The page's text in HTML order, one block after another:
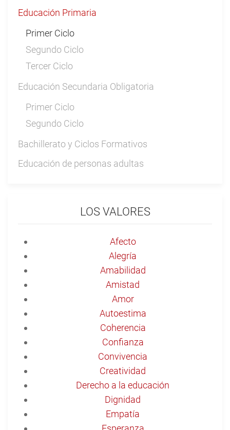
Educación Primaria
Primer Ciclo
Segundo Ciclo
Tercer Ciclo
Educación Secundaria Obligatoria
Primer Ciclo
Segundo Ciclo
Bachillerato y Ciclos Formativos
Educación de personas adultas
LOS VALORES
Afecto
Alegría
Amabilidad
Amistad
Amor
Autoestima
Coherencia
Confianza
Convivencia
Creatividad
Derecho a la educación
Dignidad
Empatía